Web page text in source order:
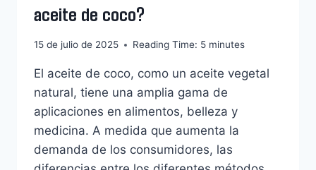
aceite de coco?
15 de julio de 2025 Reading Time: 5 minutes
El aceite de coco, como un aceite vegetal
natural, tiene una amplia gama de
aplicaciones en alimentos, belleza y
medicina. A medida que aumenta la
demanda de los consumidores, las